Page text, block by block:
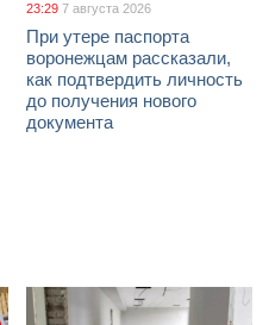
23:29 7 августа 2026
При утере паспорта
воронежцам рассказали,
как подтвердить личность
до получения нового
документа